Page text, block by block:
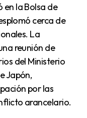
cerca de
La
reunión de
del Ministerio
Japón,
por las
arancelario.